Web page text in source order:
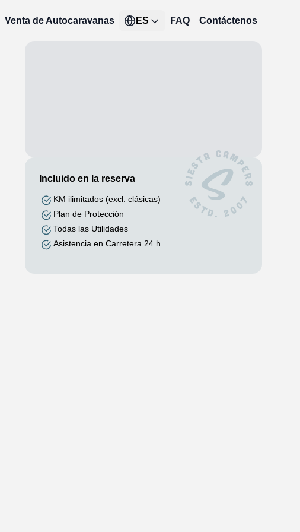
Venta de Autocaravanas ES FAQ Contáctenos
Incluido en la reserva
KM ilimitados (excl. clásicas)
Plan de Protección
Todas las Utilidades
Asistencia en Carretera 24 h